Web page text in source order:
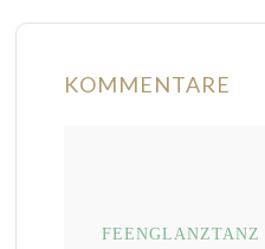
KOMMENTARE
FEENGLANZTANZ